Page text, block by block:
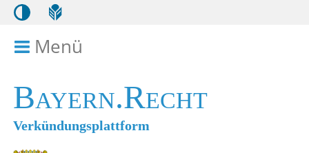
Menü
Bayern.Recht
Verkündungsplattform